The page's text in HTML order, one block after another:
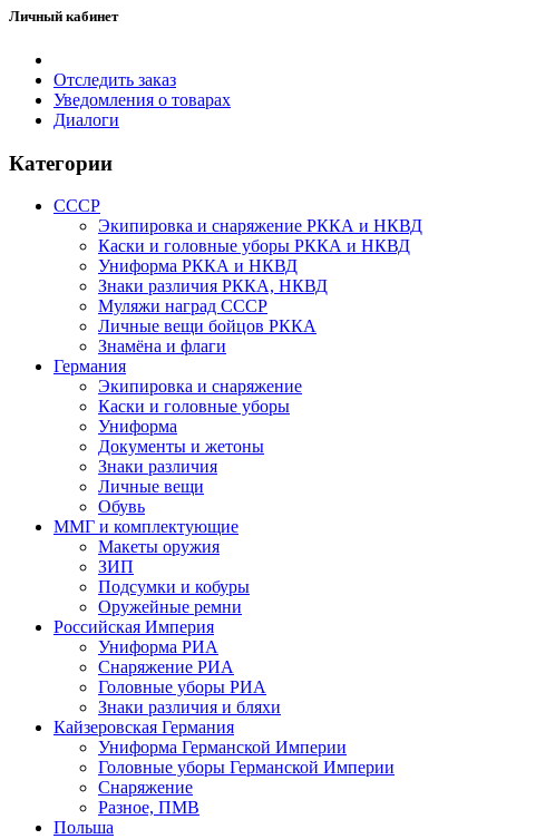
Личный кабинет
Отследить заказ
Уведомления о товарах
Диалоги
Категории
СССР
Экипировка и снаряжение РККА и НКВД
Каски и головные уборы РККА и НКВД
Униформа РККА и НКВД
Знаки различия РККА, НКВД
Муляжи наград СССР
Личные вещи бойцов РККА
Знамёна и флаги
Германия
Экипировка и снаряжение
Каски и головные уборы
Униформа
Документы и жетоны
Знаки различия
Личные вещи
Обувь
ММГ и комплектующие
Макеты оружия
ЗИП
Подсумки и кобуры
Оружейные ремни
Российская Империя
Униформа РИА
Снаряжение РИА
Головные уборы РИА
Знаки различия и бляхи
Кайзеровская Германия
Униформа Германской Империи
Головные уборы Германской Империи
Снаряжение
Разное, ПМВ
Польша